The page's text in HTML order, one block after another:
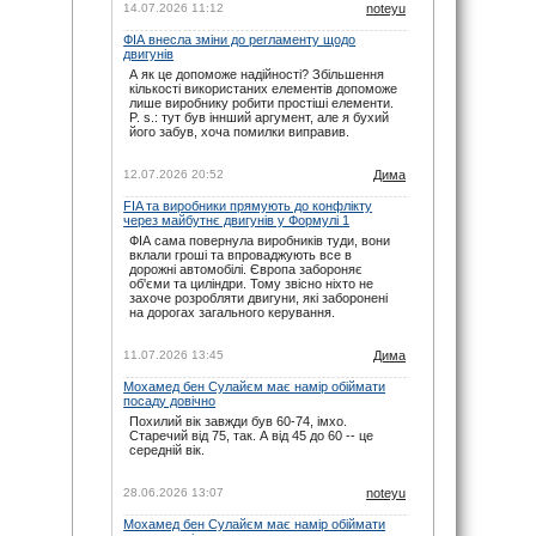
noteyu: maxizh, сорі, прикро звісно. Але
що під час сезону на офіційному сайті
вносяться зміни вже в ході сезону. Не за
всім вдається слідкувати.
29.11.25 22:02
maxizh: Вже другий раз пропускаю змагання
бо орієнтувався на помилковий час який
пише на цьому сайті. Виправляйтесь, або
14.07.2026 11:12 noteyu
ФІА внесла зміни до регламенту щодо
двигунів
А як це допоможе надійності? Збільшення
кількості використаних елементів допоможе
лише виробнику робити простіші елементи.
P. s.: тут був іннший аргумент, але я бухий
його забув, хоча помилки виправив.
12.07.2026 20:52 Дима
FIA та виробники прямують до конфлікту
через майбутнє двигунів у Формулі 1
ФІА сама повернула виробників туди, вони
вклали гроші та впроваджують все в
дорожні автомобілі. Європа забороняє
об'єми та циліндри. Тому звісно ніхто не
захоче розробляти двигуни, які заборонені
на дорогах загального керування.
11.07.2026 13:45 Дима
Мохамед бен Сулайєм має намір обіймати
посаду довічно
Похилий вік завжди був 60-74, імхо.
Старечий від 75, так. А від 45 до 60 -- це
середній вік.
28.06.2026 13:07 noteyu
Мохамед бен Сулайєм має намір обіймати